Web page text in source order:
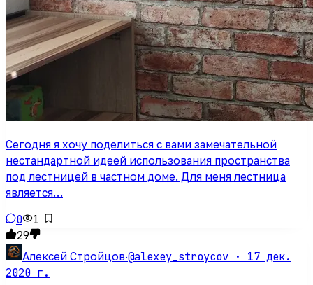
Сегодня я хочу поделиться с вами замечательной
нестандартной идеей использования пространства
под лестницей в частном доме. Для меня лестница
является…
0
1
29
Алексей Стройцов·@alexey_stroycov · 17 дек.
2020 г.